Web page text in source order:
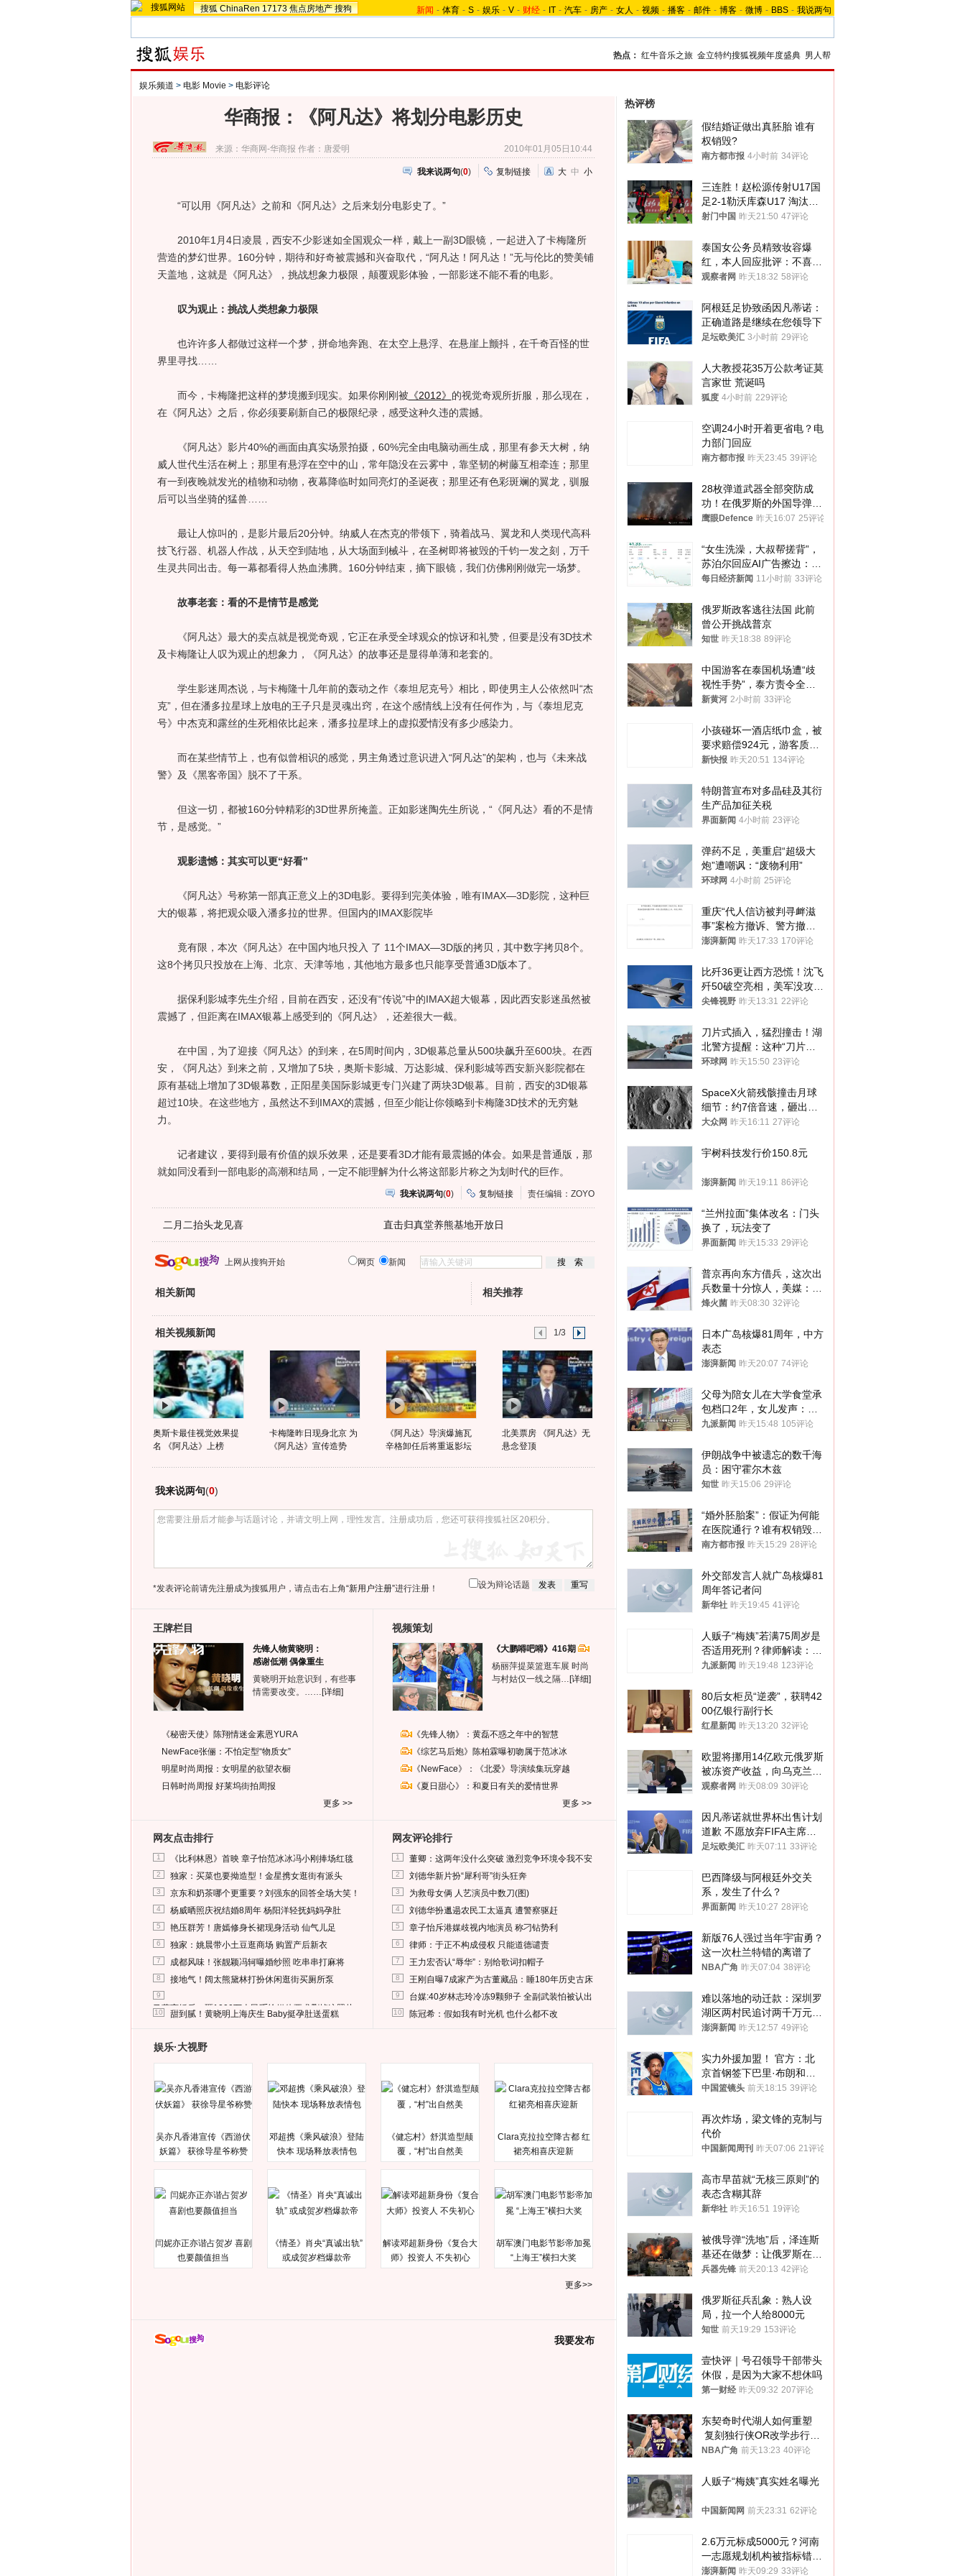
搜狐 ChinaRen 17173 焦点房地产 搜狗 新闻 - 体育 - S - 娱乐 - V - 财经 - IT - 汽车 - 房产 - 女人 - 视频 - 播客 - 邮件 - 博客 - 微博 - BBS - 我说两句
热点： 红牛音乐之旅 金立特约搜狐视频年度盛典 男人帮
娱乐频道 > 电影 Movie > 电影评论
华商报：《阿凡达》将划分电影历史
来源： 华商网-华商报 作者：唐爱明 2010年01月05日10:44
我来说两句(0) 复制链接 大 中 小
“可以用《阿凡达》之前和《阿凡达》之后来划分电影史了。”
2010年1月4日凌晨，西安不少影迷如全国观众一样，戴上一副3D眼镜，一起进入了卡梅隆所
营造的梦幻世界。160分钟，期待和好奇被震撼和兴奋取代，“阿凡达！阿凡达！”无与伦比的赞美铺
天盖地，这就是《阿凡达》，挑战想象力极限，颠覆观影体验，一部影迷不能不看的电影。
叹为观止：挑战人类想象力极限
也许许多人都做过这样一个梦，拼命地奔跑、在太空上悬浮、在悬崖上颤抖，在千奇百怪的世
界里寻找……
而今，卡梅隆把这样的梦境搬到现实。如果你刚刚被 《2012》 的视觉奇观所折服，那么现在，
在《阿凡达》之后，你必须要刷新自己的极限纪录，感受这种久违的震撼。
《阿凡达》影片40%的画面由真实场景拍摄，60%完全由电脑动画生成，那里有参天大树，纳
威人世代生活在树上；那里有悬浮在空中的山，常年隐没在云雾中，靠坚韧的树藤互相牵连；那里
有一到夜晚就发光的植物和动物，夜幕降临时如同亮灯的圣诞夜；那里还有色彩斑斓的翼龙，驯服
后可以当坐骑的猛兽……
最让人惊叫的，是影片最后20分钟。纳威人在杰克的带领下，骑着战马、翼龙和人类现代高科
技飞行器、机器人作战，从天空到陆地，从大场面到械斗，在圣树即将被毁的千钧一发之刻，万千
生灵共同出击。每一幕都看得人热血沸腾。160分钟结束，摘下眼镜，我们仿佛刚刚做完一场梦。
故事老套：看的不是情节是感觉
《阿凡达》最大的卖点就是视觉奇观，它正在承受全球观众的惊讶和礼赞，但要是没有3D技术
及卡梅隆让人叹为观止的想象力，《阿凡达》的故事还是显得单薄和老套的。
学生影迷周杰说，与卡梅隆十几年前的轰动之作《泰坦尼克号》相比，即使男主人公依然叫“杰
克”，但在潘多拉星球上放电的王子只是灵魂出窍，在这个感情线上没有任何作为，与《泰坦尼克
号》中杰克和露丝的生死相依比起来，潘多拉星球上的虚拟爱情没有多少感染力。
而在某些情节上，也有似曾相识的感觉，男主角透过意识进入“阿凡达”的架构，也与《未来战
警》及《黑客帝国》脱不了干系。
但这一切，都被160分钟精彩的3D世界所掩盖。正如影迷陶先生所说，“《阿凡达》看的不是情
节，是感觉。”
观影遗憾：其实可以更“好看”
《阿凡达》号称第一部真正意义上的3D电影。要得到完美体验，唯有IMAX—3D影院，这种巨
大的银幕，将把观众吸入潘多拉的世界。但国内的IMAX影院毕
竟有限，本次《阿凡达》在中国内地只投入 了 11个IMAX—3D版的拷贝，其中数字拷贝8个。
这8个拷贝只投放在上海、北京、天津等地，其他地方最多也只能享受普通3D版本了。
据保利影城李先生介绍，目前在西安，还没有“传说”中的IMAX超大银幕，因此西安影迷虽然被
震撼了，但距离在IMAX银幕上感受到的《阿凡达》，还差很大一截。
在中国，为了迎接《阿凡达》的到来，在5周时间内，3D银幕总量从500块飙升至600块。在西
安，《阿凡达》到来之前，又增加了5块，奥斯卡影城、万达影城、保利影城等西安新兴影院都在
原有基础上增加了3D银幕数，正阳星美国际影城更专门兴建了两块3D银幕。目前，西安的3D银幕
超过10块。在这些地方，虽然达不到IMAX的震撼，但至少能让你领略到卡梅隆3D技术的无穷魅
力。
记者建议，要得到最有价值的娱乐效果，还是要看3D才能有最震撼的体会。如果是普通版，那
就如同没看到一部电影的高潮和结局，一定不能理解为什么将这部影片称之为划时代的巨作。
我来说两句(0) 复制链接 责任编辑：ZOYO
二月二抬头龙见喜 直击归真堂养熊基地开放日
上网从搜狗开始 网页 新闻
相关新闻 相关推荐
相关视频新闻 1/3
奥斯卡最佳视觉效果提
名 《阿凡达》上榜
卡梅隆昨日现身北京 为
《阿凡达》宣传造势
《阿凡达》导演爆施瓦
辛格卸任后将重返影坛
北美票房 《阿凡达》无
悬念登顶
我来说两句(0)
*发表评论前请先注册成为搜狐用户，请点击右上角“新用户注册”进行注册！ 设为辩论话题
王牌栏目
先锋人物黄晓明：
感谢低潮 偶像重生
黄晓明开始意识到，有些事
情需要改变。…… [详细]
《秘密天使》陈翔情迷金素恩YURA
NewFace张俪：不怕定型“物质女”
明星时尚周报：女明星的欲望衣橱
日韩时尚周报 好莱坞街拍周报
更多 >>
视频策划
《大鹏嘚吧嘚》416期
杨丽萍提菜篮逛车展 时尚
与村姑仅一线之隔… [详细]
《先锋人物》：黄磊不惑之年中的智慧
《综艺马后炮》陈柏霖曝初吻属于范冰冰
《NewFace》：《北爱》导演续集玩穿越
《夏日甜心》：和夏日有关的爱情世界
更多 >>
网友点击排行
1 《比利林恩》首映 章子怡范冰冰冯小刚捧场红毯
2 独家：买菜也要拗造型！金星携女逛街有派头
3 京东和奶茶哪个更重要？刘强东的回答全场大笑！
4 杨威晒照庆祝结婚8周年 杨阳洋轻抚妈妈孕肚
5 艳压群芳！唐嫣修身长裙现身活动 仙气儿足
6 独家：姚晨带小土豆逛商场 购置产后新衣
7 成都风味！张靓颖冯轲曝婚纱照 吃串串打麻将
8 接地气！阔太熊黛林打扮休闲逛街买厕所泵
9
马蓉离婚后，砸1000万人民币给媒体要求删掉这照片
10 甜到腻！黄晓明上海庆生 Baby挺孕肚送蛋糕
网友评论排行
1 董卿：这两年没什么突破 激烈竞争环境令我不安
2 刘德华新片扮“犀利哥”街头狂奔
3 为救母女俩 人艺演员中数刀(图)
4 刘德华扮邋遢农民工太逼真 遭警察驱赶
5 章子怡斥港媒歧视内地演员 称刁钻势利
6 律师：于正不构成侵权 只能道德谴责
7 王力宏否认“辱华”：别给歌词扣帽子
8 王刚自曝7成家产为古董藏品：睡180年历史古床
9 台媒:40岁林志玲冷冻9颗卵子 全副武装怕被认出
10 陈冠希：假如我有时光机 也什么都不改
娱乐·大视野
吴亦凡香港宣传《西游伏
妖篇》 获徐导星爷称赞
邓超携《乘风破浪》登陆
快本 现场释放表情包
《健忘村》舒淇造型颠
覆，“村”出自然美
Clara克拉拉空降古都 红
裙亮相喜庆迎新
闫妮亦正亦谐占贺岁 喜剧
也要颜值担当
《情圣》肖央“真诚出轨”
或成贺岁档爆款帝
解读邓超新身份《复合大
师》投资人 不失初心
胡军澳门电影节影帝加冕
“上海王”横扫大奖
更多>>
我要发布
热评榜
假结婚证做出真胚胎 谁有
权销毁?
南方都市报 4小时前 34评论
三连胜！赵松源传射U17国
足2-1勒沃库森U17 淘汰赛
将战河床
射门中国 昨天21:50 47评论
泰国女公务员精致妆容爆
红，本人回应批评：不喜欢
就别看
观察者网 昨天18:32 58评论
阿根廷足协致函因凡蒂诺：
正确道路是继续在您领导下
足坛欧美汇 3小时前 29评论
人大教授花35万公款考证莫
言家世 荒诞吗
狐度 4小时前 229评论
空调24小时开着更省电？电
力部门回应
南方都市报 昨天23:45 39评论
28枚弹道武器全部突防成
功！在俄罗斯的外国导弹发
射车都是合法打击目标
鹰眼Defence 昨天16:07 25评论
“女生洗澡，大叔帮搓背”，
苏泊尔回应AI广告擦边：视
频全下架，已强化内容管理
每日经济新闻 11小时前 33评论
俄罗斯政客逃往法国 此前
曾公开挑战普京
知世 昨天18:38 89评论
中国游客在泰国机场遭“歧
视性手势”，泰方责令全面
调查，对责任人采取最严厉
新黄河 2小时前 33评论
小孩碰坏一酒店纸巾盒，被
要求赔偿924元，游客质疑
酒店房客物品超高标价，市
新快报 昨天20:51 134评论
特朗普宣布对多晶硅及其衍
生产品加征关税
界面新闻 4小时前 23评论
弹药不足，美重启“超级大
炮”遭嘲讽：“废物利用”
环球网 4小时前 25评论
重庆“代人信访被判寻衅滋
事”案检方撤诉、警方撤
案，两被告人获国赔
澎湃新闻 昨天17:33 170评论
比歼36更让西方恐慌！沈飞
歼50破空亮相，美军没攻克
的技术被拿下
尖锋视野 昨天13:31 22评论
刀片式插入，猛烈撞击！湖
北警方提醒：这种“刀片超
车”，太危险了
环球网 昨天15:50 23评论
SpaceX火箭残骸撞击月球
细节：约7倍音速，砸出直
径约30米撞击坑
大众网 昨天16:11 27评论
宇树科技发行价150.8元
澎湃新闻 昨天19:11 86评论
“兰州拉面”集体改名：门头
换了，玩法变了
界面新闻 昨天15:33 29评论
普京再向东方借兵，这次出
兵数量十分惊人，美媒：俄
朝要动真格？
烽火菌 昨天08:30 32评论
日本广岛核爆81周年，中方
表态
澎湃新闻 昨天20:07 74评论
父母为陪女儿在大学食堂承
包档口2年，女儿发声：初
衷是为了陪伴，毕业后将不
九派新闻 昨天15:48 105评论
伊朗战争中被遗忘的数千海
员：困守霍尔木兹
知世 昨天15:06 29评论
“婚外胚胎案”：假证为何能
在医院通行？谁有权销毁胚
胎？
南方都市报 昨天15:29 28评论
外交部发言人就广岛核爆81
周年答记者问
新华社 昨天19:45 41评论
人贩子“梅姨”若满75周岁是
否适用死刑？律师解读：很
大概率不会被判处死刑
九派新闻 昨天19:48 123评论
80后女柜员“逆袭”，获聘42
00亿银行副行长
红星新闻 昨天13:20 32评论
欧盟将挪用14亿欧元俄罗斯
被冻资产收益，向乌克兰提
供援助
观察者网 昨天08:09 30评论
因凡蒂诺就世界杯出售计划
道歉 不愿放弃FIFA主席职
位
足坛欧美汇 昨天07:11 33评论
巴西降级与阿根廷外交关
系，发生了什么？
界面新闻 昨天10:27 28评论
新版76人强过当年宇宙勇？
这一次杜兰特错的离谱了
NBA广角 昨天07:04 38评论
难以落地的动迁款：深圳罗
湖区两村民追讨两千万元动
迁款八年未果
澎湃新闻 昨天12:57 49评论
实力外援加盟！ 官方：北
京首钢签下巴里·布朗和桑
普森
中国篮镜头 前天18:15 39评论
再次炸场，梁文锋的克制与
代价
中国新闻周刊 昨天07:06 21评论
高市早苗就“无核三原则”的
表态含糊其辞
新华社 昨天16:51 19评论
被俄导弹“洗地”后，泽连斯
基还在做梦：让俄罗斯在冬
季前求和？
兵器先锋 前天20:13 42评论
俄罗斯征兵乱象：熟人设
局，拉一个人给8000元
知世 前天19:29 153评论
壹快评｜号召领导干部带头
休假，是因为大家不想休吗
第一财经 昨天09:32 207评论
东契奇时代湖人如何重塑
复刻独行侠OR改学步行
者？
NBA广角 前天13:23 40评论
人贩子“梅姨”真实姓名曝光
中国新闻网 前天23:31 62评论
2.6万元标成5000元？河南
一志愿规划机构被指标错学
费致考生复读
澎湃新闻 昨天09:29 33评论